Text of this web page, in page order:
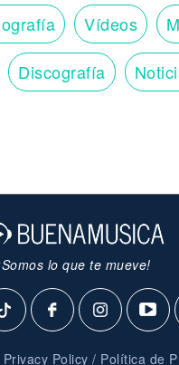
Vídeos
Discografía
lo que te mueve!
Privacy Policy / Política de